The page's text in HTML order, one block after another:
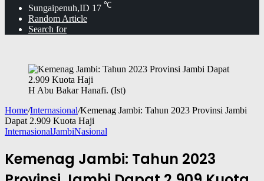
Sungaipenuh,ID 17 ℃
Random Article
Search for
H Abu Bakar Hanafi. (Ist)
Home/Internasional/Kemenag Jambi: Tahun 2023 Provinsi Jambi
Dapat 2.909 Kuota Haji
InternasionalJambiNasional
Kemenag Jambi: Tahun 2023